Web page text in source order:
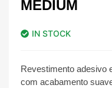
MEDIUM
IN STOCK
Revestimento adesivo
com acabamento